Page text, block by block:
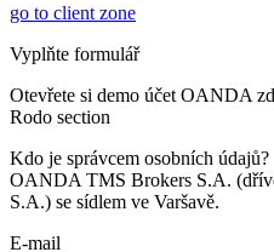
go to client zone
Vyplňte formulář
Otevřete si demo účet OANDA
Rodo section
Kdo je správcem osobních údajů?
OANDA TMS Brokers S.A.
S.A.) se sídlem ve Varšavě.
E-mail